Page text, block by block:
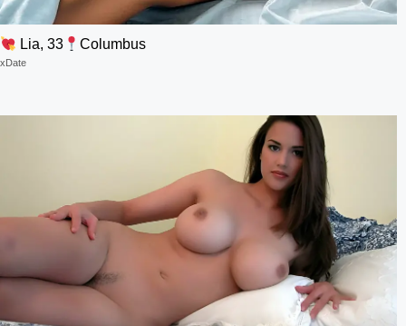
Lia, 33 Columbus
xDate